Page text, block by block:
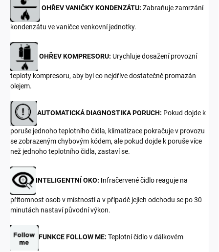
OHŘEV VANIČKY KONDENZÁTU: Zabraňuje zamrzání
kondenzátu ve vaničce venkovní jednotky.
OHŘEV KOMPRESORU: Urychluje dosažení provozní
teploty kompresoru, aby byl co nejdříve dostatečně promazán
olejem.
AUTOMATICKÁ DIAGNOSTIKA PORUCH: Pokud dojde k
poruše jednoho teplotního čidla, klimatizace pokračuje v provozu
se zobrazeným chybovým kódem, ale pokud dojde k poruše více
než jednoho teplotního čidla, zastaví se.
INTELIGENTNÍ OKO: Infračervené čidlo reaguje na
přítomnost osob v místnosti a v případě jejich odchodu se po 30
minutách nastaví původní výkon.
FUNKCE FOLLOW ME: Teplotní čidlo v dálkovém